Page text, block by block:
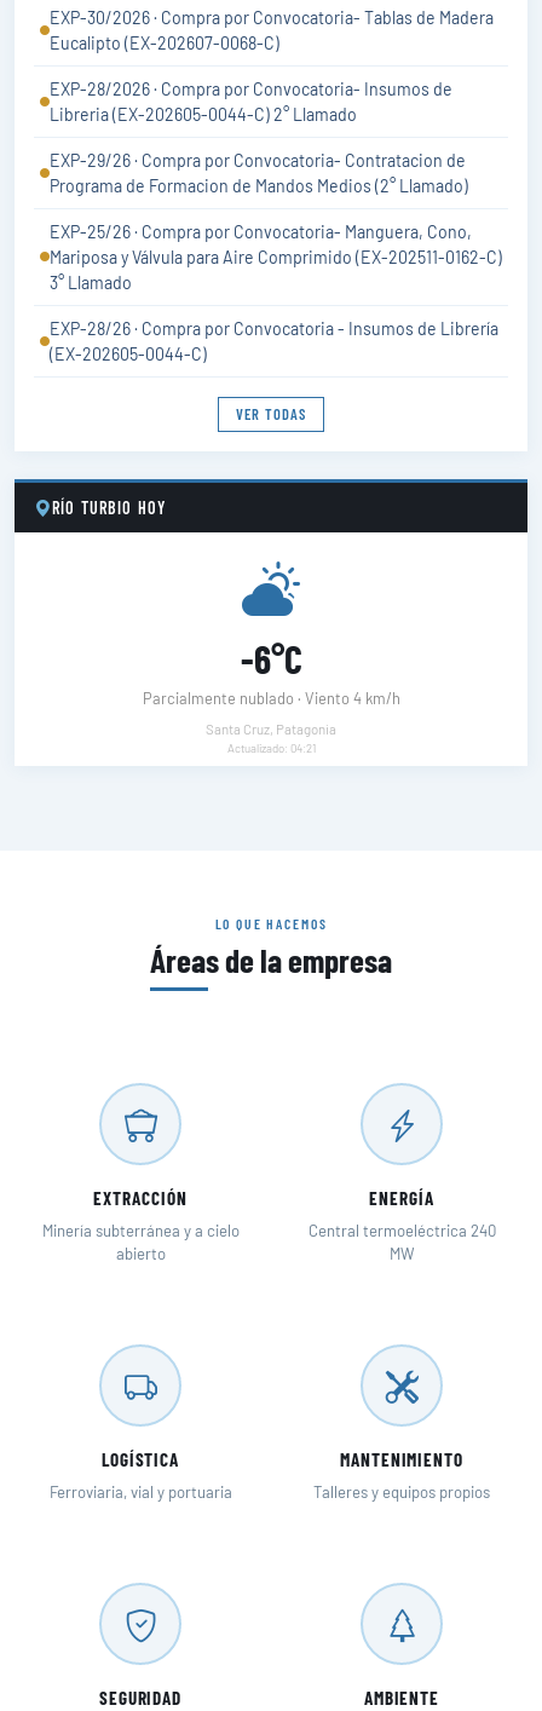
EXP-30/2026 · Compra por Convocatoria- Tablas de Madera
Eucalipto (EX-202607-0068-C)
EXP-28/2026 · Compra por Convocatoria- Insumos de
Libreria (EX-202605-0044-C) 2° Llamado
EXP-29/26 · Compra por Convocatoria- Contratacion de
Programa de Formacion de Mandos Medios (2° Llamado)
EXP-25/26 · Compra por Convocatoria- Manguera, Cono,
Mariposa y Válvula para Aire Comprimido (EX-202511-0162-C)
3° Llamado
EXP-28/26 · Compra por Convocatoria - Insumos de Librería
(EX-202605-0044-C)
VER TODAS
RÍO TURBIO HOY
-6°C
Parcialmente nublado · Viento 4 km/h
Santa Cruz, Patagonia
Actualizado: 04:21
LO QUE HACEMOS
Áreas de la empresa
EXTRACCIÓN
Minería subterránea y a cielo
abierto
ENERGÍA
Central termoeléctrica 240
MW
LOGÍSTICA
Ferroviaria, vial y portuaria
MANTENIMIENTO
Talleres y equipos propios
SEGURIDAD AMBIENTE